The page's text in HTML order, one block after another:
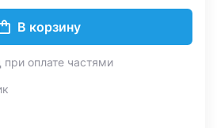
В корзину
оплате частями